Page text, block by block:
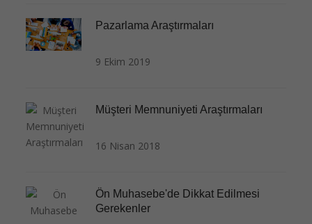
Pazarlama Araştırmaları
9 Ekim 2019
Müşteri Memnuniyeti Araştırmaları
16 Nisan 2018
Ön Muhasebe'de Dikkat Edilmesi
Gerekenler